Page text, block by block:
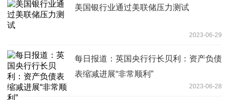
美国银行业通过美联储压力测试
2023-06-29
每日报道：英国央行行长贝利：资产负债
表缩减进展“非常顺利”
2023-06-28